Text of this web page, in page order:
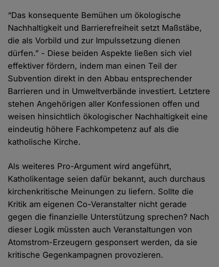
“Das konsequente Bemühen um ökologische
Nachhaltigkeit und Barrierefreiheit setzt Maßstäbe,
die als Vorbild und zur Impulssetzung dienen
dürfen.” - Diese beiden Aspekte ließen sich viel
effektiver fördern, indem man einen Teil der
Subvention direkt in den Abbau entsprechender
Barrieren und in Umweltverbände investiert. Letztere
stehen Angehörigen aller Konfessionen offen und
weisen hinsichtlich ökologischer Nachhaltigkeit eine
eindeutig höhere Fachkompetenz auf als die
katholische Kirche.
Als weiteres Pro-Argument wird angeführt,
Katholikentage seien dafür bekannt, auch durchaus
kirchenkritische Meinungen zu liefern. Sollte die
Kritik am eigenen Co-Veranstalter nicht gerade
gegen die finanzielle Unterstützung sprechen? Nach
dieser Logik müssten auch Veranstaltungen von
Atomstrom-Erzeugern gesponsert werden, da sie
kritische Gegenkampagnen provozieren.